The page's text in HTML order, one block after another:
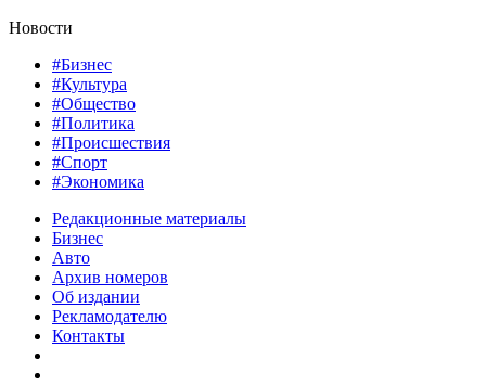
Новости
#Бизнес
#Культура
#Общество
#Политика
#Происшествия
#Спорт
#Экономика
Редакционные материалы
Бизнес
Авто
Архив номеров
Об издании
Рекламодателю
Контакты